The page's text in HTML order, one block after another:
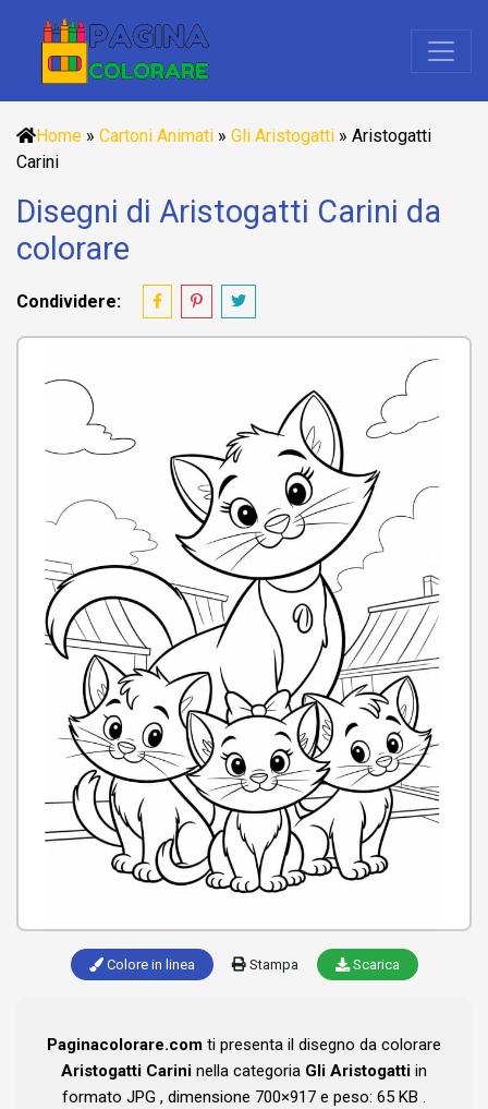
Home » Cartoni Animati » Gli Aristogatti » Aristogatti
Carini
Disegni di Aristogatti Carini da
colorare
Condividere:
Colore in linea Stampa Scarica
Paginacolorare.com ti presenta il disegno da colorare
Aristogatti Carini nella categoria Gli Aristogatti in
formato JPG , dimensione 700×917 e peso: 65 KB .